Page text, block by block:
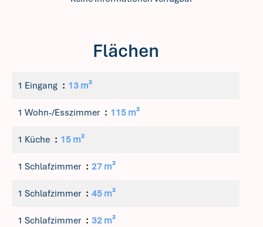
Flächen
1 Eingang 13 m²
1 Wohn-/Esszimmer 115 m²
1 Küche 15 m²
1 Schlafzimmer 27 m²
1 Schlafzimmer 45 m²
1 Schlafzimmer 32 m²